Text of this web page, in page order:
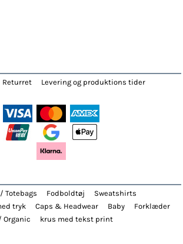
Returret Levering og produktions tider
Totebags Fodboldtøj
Sweatshirts
tryk Caps & Headwear Baby
Forklæder
Organic krus med tekst print